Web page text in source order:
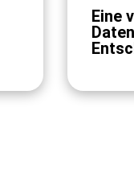
Eine